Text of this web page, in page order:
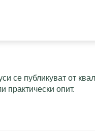
се публикуват от
практически опит.